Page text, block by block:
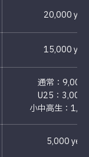
20,000 yen
15,000 yen
通常：9,000
U25：3,000
小中高生：
5,000 yen